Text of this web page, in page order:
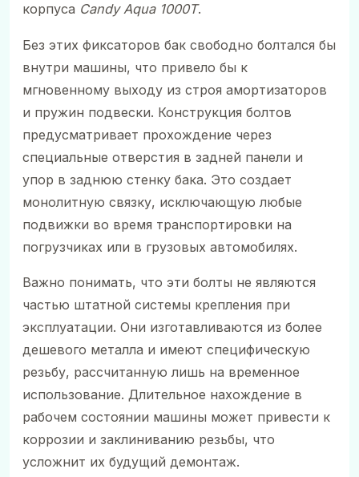
корпуса Candy Aqua 1000T.
Без этих фиксаторов бак свободно болтался бы
внутри машины, что привело бы к
мгновенному выходу из строя амортизаторов
и пружин подвески. Конструкция болтов
предусматривает прохождение через
специальные отверстия в задней панели и
упор в заднюю стенку бака. Это создает
монолитную связку, исключающую любые
подвижки во время транспортировки на
погрузчиках или в грузовых автомобилях.
Важно понимать, что эти болты не являются
частью штатной системы крепления при
эксплуатации. Они изготавливаются из более
дешевого металла и имеют специфическую
резьбу, рассчитанную лишь на временное
использование. Длительное нахождение в
рабочем состоянии машины может привести к
коррозии и заклиниванию резьбы, что
усложнит их будущий демонтаж.